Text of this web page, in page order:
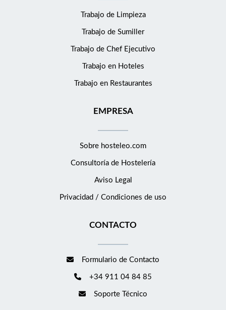
Trabajo de Limpieza
Trabajo de Sumiller
Trabajo de Chef Ejecutivo
Trabajo en Hoteles
Trabajo en Restaurantes
EMPRESA
Sobre hosteleo.com
Consultoría de Hostelería
Aviso Legal
Privacidad / Condiciones de uso
CONTACTO
Formulario de Contacto
+34 911 04 84 85
Soporte Técnico